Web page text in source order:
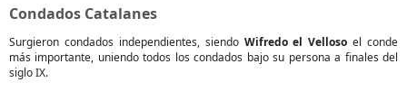
Condados Catalanes
Surgieron condados independientes, siendo Wifredo el Velloso el conde
más importante, uniendo todos los condados bajo su persona a finales del
siglo IX.